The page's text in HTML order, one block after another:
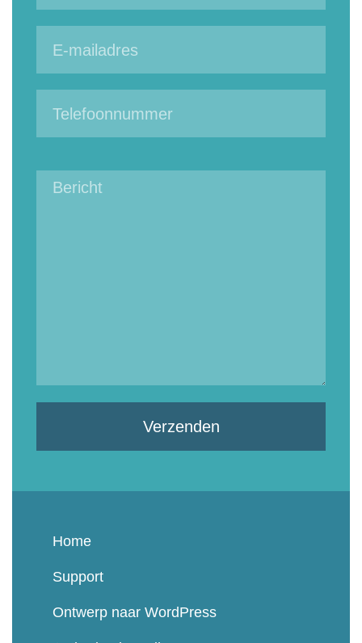
Verzenden
Home
Support
Ontwerp naar WordPress